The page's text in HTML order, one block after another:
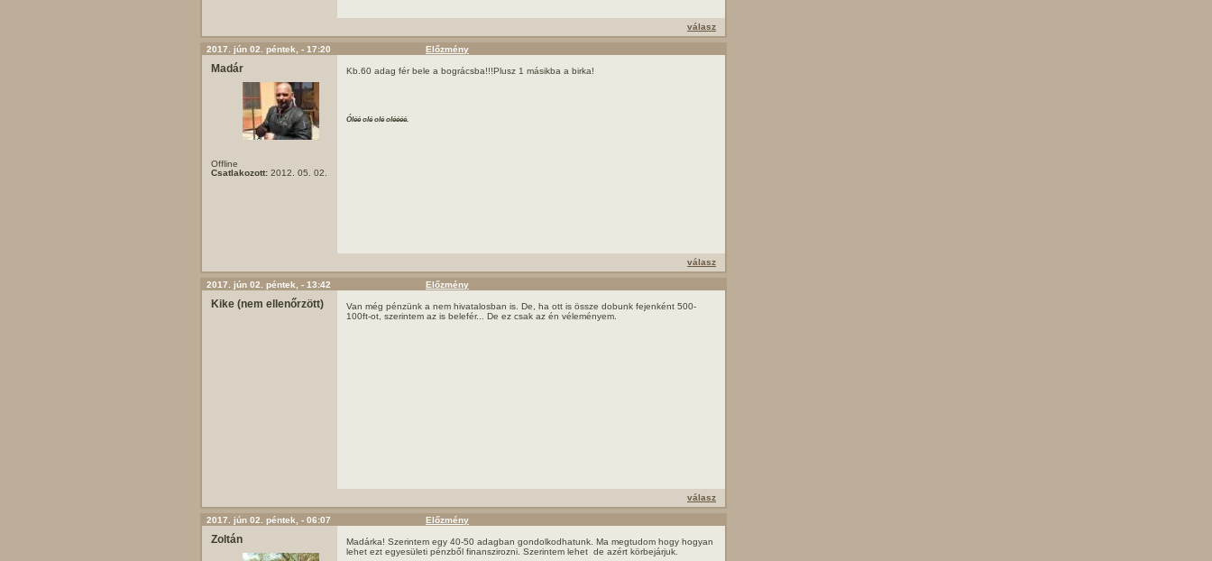
válasz
2017. jún 02. péntek, - 17:20 Előzmény
Madár
Offline
Csatlakozott: 2012. 05. 02.
Kb.60 adag fér bele a bográcsba!!!Plusz 1 másikba a birka!
Óléé olé olé oléééé.
válasz
2017. jún 02. péntek, - 13:42 Előzmény
Kike (nem ellenőrzött)
Van még pénzünk a nem hivatalosban is. De, ha ott is össze dobunk fejenként 500-
100ft-ot, szerintem az is belefér... De ez csak az én véleményem.
válasz
2017. jún 02. péntek, - 06:07 Előzmény
Zoltán
Madárka! Szerintem egy 40-50 adagban gondolkodhatunk. Ma megtudom hogy hogyan
lehet ezt egyesületi pénzből finanszirozni. Szerintem lehet de azért körbejárjuk.